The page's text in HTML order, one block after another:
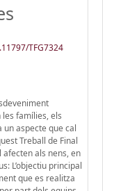
TFG7324
famílies, els
aspecte que cal
Treball de Final
als nens, en
L’objectiu principal
que es realitza